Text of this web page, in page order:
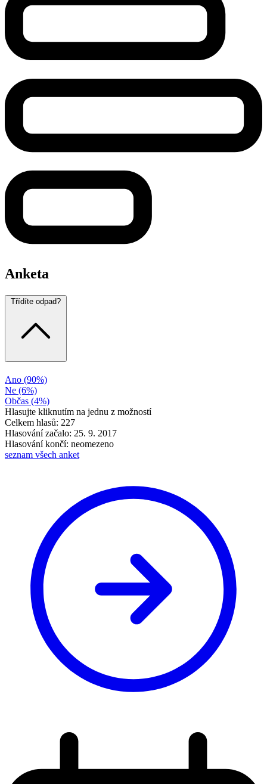
Anketa
Třídíte odpad?
Ano (90%)
Ne (6%)
Občas (4%)
Hlasujte kliknutím na jednu z možností
Celkem hlasů: 227
Hlasování začalo: 25. 9. 2017
Hlasování končí: neomezeno
seznam všech anket